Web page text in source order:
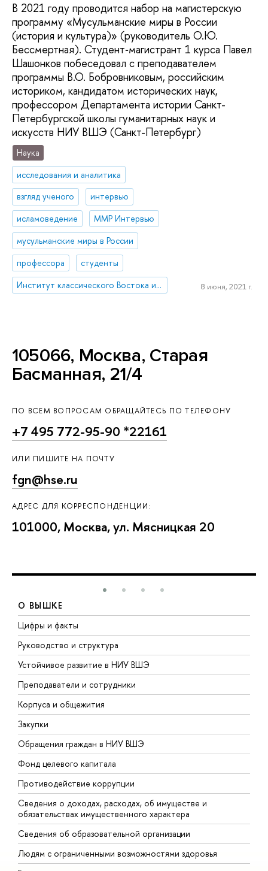
В 2021 году проводится набор на магистерскую
программу «Мусульманские миры в России
(история и культура)» (руководитель О.Ю.
Бессмертная). Студент‑магистрант 1 курса Павел
Шашонков побеседовал с преподавателем
программы В.О. Бобровниковым, российским
историком, кандидатом исторических наук,
профессором Департамента истории Санкт-
Петербургской школы гуманитарных наук и
искусств НИУ ВШЭ (Санкт-Петербург)
Наука
исследования и аналитика
взгляд ученого
интервью
исламоведение
ММР Интервью
мусульманские миры в России
профессора
студенты
Институт классического Востока и античности
8 июня, 2021 г.
105066, Москва, Старая
Басманная, 21/4
ПО ВСЕМ ВОПРОСАМ ОБРАЩАЙТЕСЬ ПО ТЕЛЕФОНУ
+7 495 772-95-90 *22161
ИЛИ ПИШИТЕ НА ПОЧТУ
fgn@hse.ru
АДРЕС ДЛЯ КОРРЕСПОНДЕНЦИИ:
101000, Москва, ул. Мясницкая 20
О ВЫШКЕ
Цифры и факты
Руководство и структура
Устойчивое развитие в НИУ ВШЭ
Преподаватели и сотрудники
Корпуса и общежития
Закупки
Обращения граждан в НИУ ВШЭ
Фонд целевого капитала
Противодействие коррупции
Сведения о доходах, расходах, об имуществе и
обязательствах имущественного характера
Сведения об образовательной организации
Людям с ограниченными возможностями здоровья